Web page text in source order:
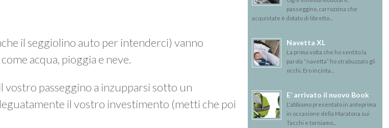
il seggiolino auto per intenderci) vanno
come acqua, pioggia e neve.
vostro passeggino a inzupparsi sotto un
il vostro investimento (metti che poi
passeggino, carrozzina che
acquistate è dotato di libretto...
Navetta XL
La prima volta che ho sentito la
parola “navetta” ho strabuzzato gli
occhi. Ero incinta...
E’ arrivato il nuovo Book
L'abbiamo presentato in anteprima
in occasione della Maratona sui
Tacchi e torniamo...